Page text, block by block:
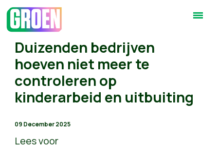
Duizenden bedrijven
hoeven niet meer te
controleren op
kinderarbeid en uitbuiting
09 December 2025
Lees voor